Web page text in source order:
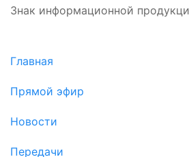
Знак информационной
Главная
Прямой эфир
Новости
Передачи